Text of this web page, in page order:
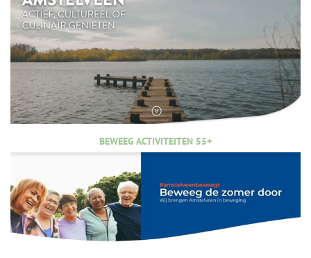
BEWEEG ACTIVITEITEN 55+